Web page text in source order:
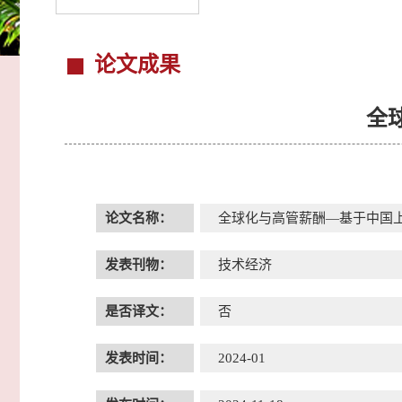
论文成果
全
论文名称： 全球化与高管薪酬—基于中国
发表刊物： 技术经济
是否译文： 否
发表时间： 2024-01